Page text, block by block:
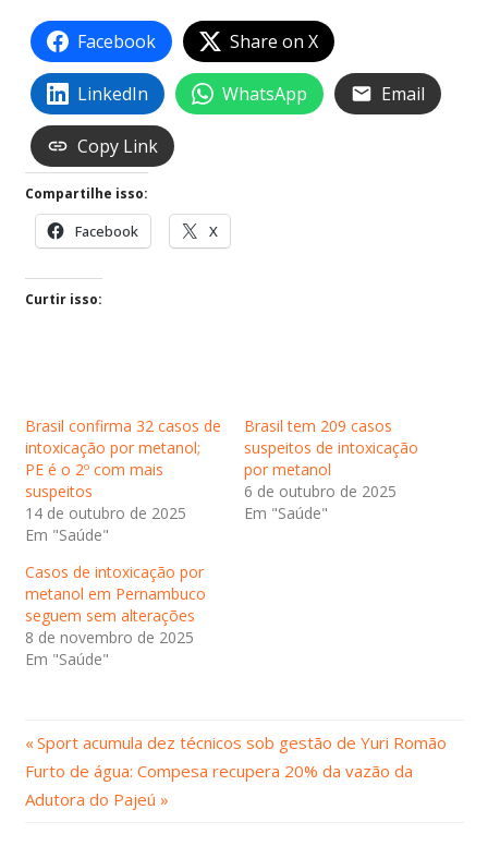
Facebook Share on X
LinkedIn WhatsApp Email
Copy Link
Compartilhe isso:
Facebook X
Curtir isso:
Brasil confirma 32 casos de
intoxicação por metanol;
PE é o 2º com mais
suspeitos
14 de outubro de 2025
Em "Saúde"
Brasil tem 209 casos
suspeitos de intoxicação
por metanol
6 de outubro de 2025
Em "Saúde"
Casos de intoxicação por
metanol em Pernambuco
seguem sem alterações
8 de novembro de 2025
Em "Saúde"
Navegação
de
Post
Anterior:
Sport acumula dez técnicos sob gestão de Yuri Romão
Próximo
Post:
Furto de água: Compesa recupera 20% da vazão da
Adutora do Pajeú